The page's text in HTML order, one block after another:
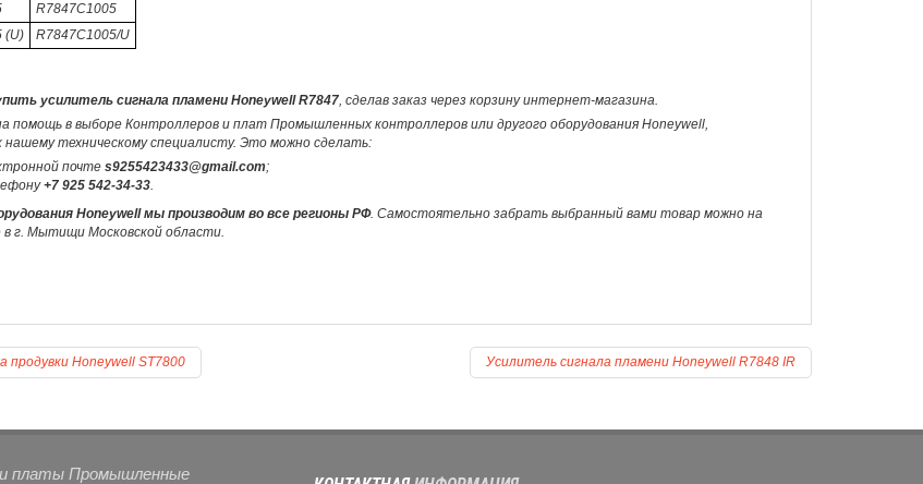
R7847C1005
(U)
R7847C1005/U
усилитель сигнала пламени Honeywell R7847, сделав заказ через корзину интернет-магазина.
помощь в выборе Контроллеров и плат Промышленных контроллеров или другого оборудования Honeywell,
нашему техническому специалисту. Это можно сделать:
почте s9255423433@gmail.com;
+7 925 542-34-33.
Honeywell мы производим во все регионы РФ. Самостоятельно забрать выбранный вами товар можно на
в г. Мытищи Московской области.
продувки Honeywell ST7800 Усилитель сигнала пламени Honeywell R7848 IR
платы Промышленные